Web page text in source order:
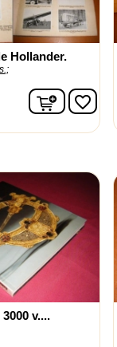
Hollander.
Infavorite_border
v....